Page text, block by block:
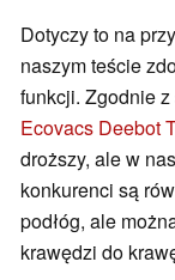
Dotyczy to na
naszym teście
funkcji. Zgodnie
Ecovacs Deebot
droższy, ale w
konkurenci są
podłóg, ale
krawędzi do